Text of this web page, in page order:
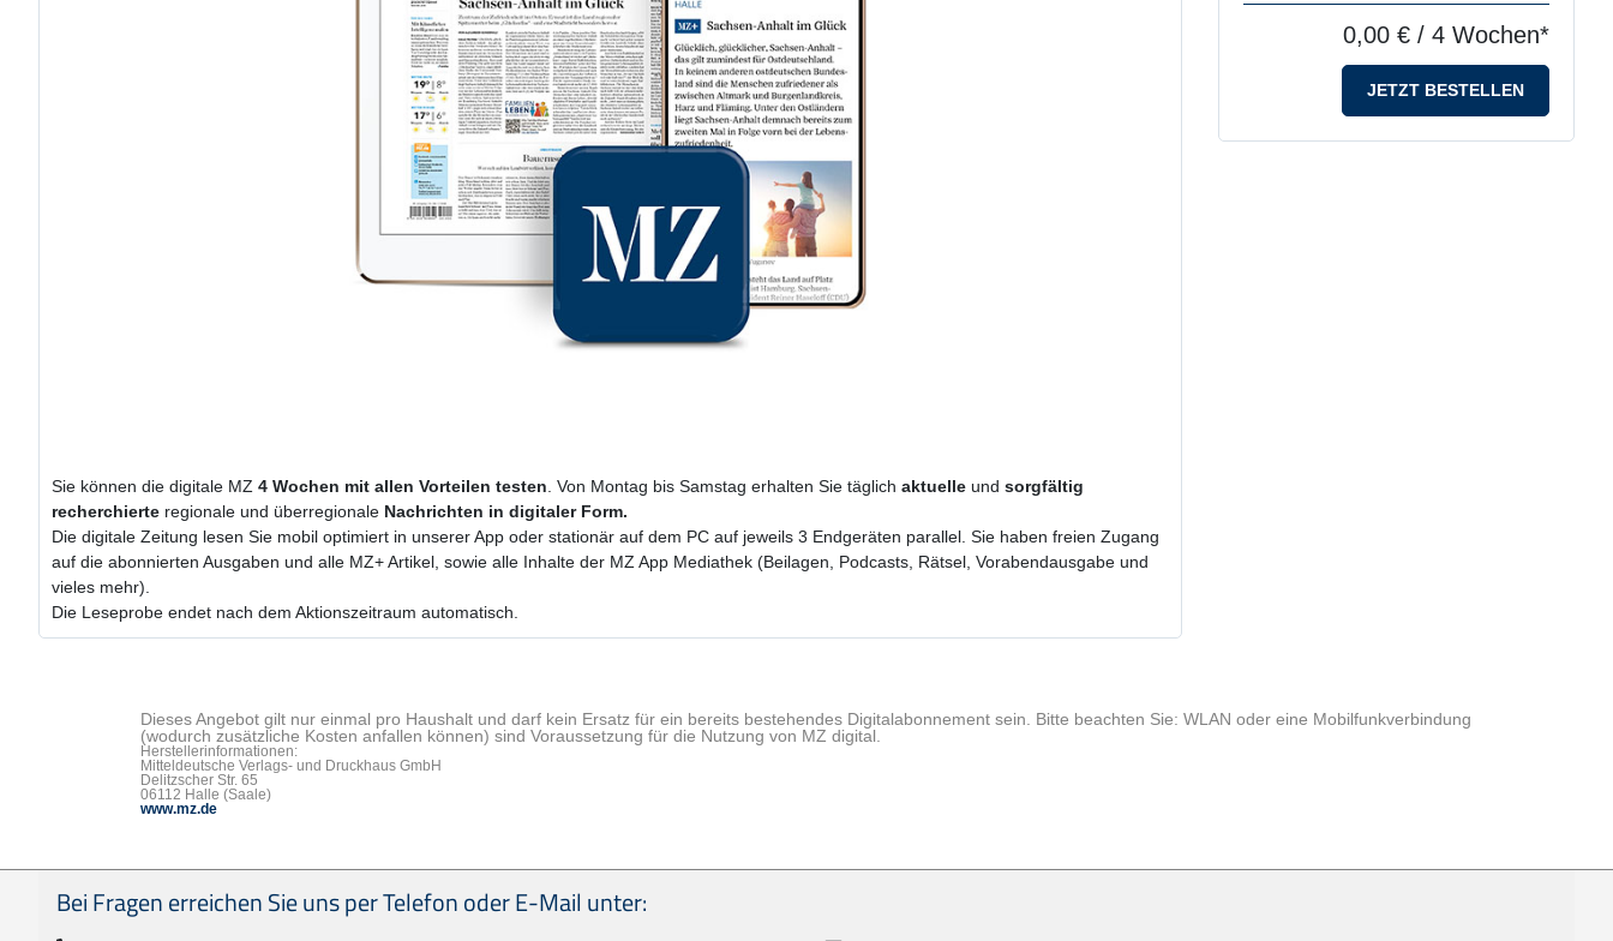
Sie können die digitale MZ 4 Wochen mit allen Vorteilen testen . Von Montag bis Samstag erhalten Sie täglich aktuelle und sorgfältig
recherchierte regionale und überregionale Nachrichten in digitaler Form.
Die digitale Zeitung lesen Sie mobil optimiert in unserer App oder stationär auf dem PC auf jeweils 3 Endgeräten parallel. Sie haben freien Zugang
auf die abonnierten Ausgaben und alle MZ+ Artikel, sowie alle Inhalte der MZ App Mediathek (Beilagen, Podcasts, Rätsel, Vorabendausgabe und
vieles mehr).
Die Leseprobe endet nach dem Aktionszeitraum automatisch.
0,00 € / 4 Wochen*
JETZT BESTELLEN
Dieses Angebot gilt nur einmal pro Haushalt und darf kein Ersatz für ein bereits bestehendes Digitalabonnement sein. Bitte beachten Sie: WLAN oder eine Mobilfunkverbindung
(wodurch zusätzliche Kosten anfallen können) sind Voraussetzung für die Nutzung von MZ digital.
Herstellerinformationen:
Mitteldeutsche Verlags- und Druckhaus GmbH
Delitzscher Str. 65
06112 Halle (Saale)
www.mz.de
Seitenfußbereich
Bei Fragen erreichen Sie uns per Telefon oder E-Mail unter: